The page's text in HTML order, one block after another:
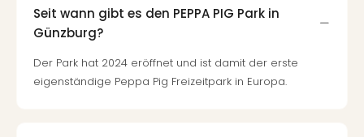
Seit wann gibt es den PEPPA PIG Park in
Günzburg?
Der Park hat 2024 eröffnet und ist damit der erste
eigenständige Peppa Pig Freizeitpark in Europa.